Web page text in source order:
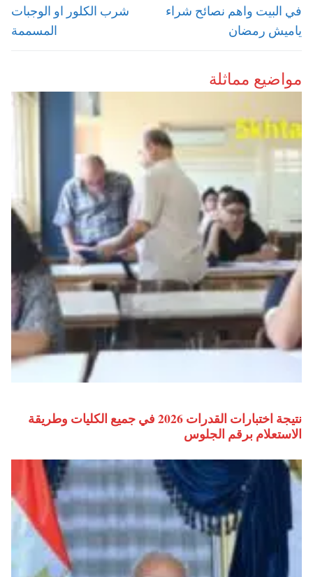
في البيت واهم نصائح شراء
ياميش رمضان
شرب الكلور او الوجبات
المسممة
مواضيع مماثلة
نتيجة اختبارات القدرات 2026 في جميع الكليات وطريقة
الاستعلام برقم الجلوس